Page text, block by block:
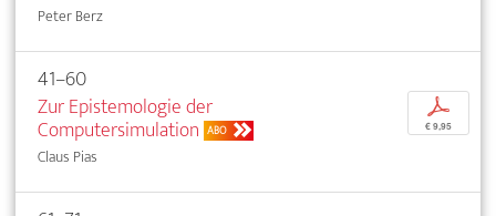
Peter Berz
41–60
Zur Epistemologie der
Computersimulation ABO
Claus Pias
p
€ 9,95